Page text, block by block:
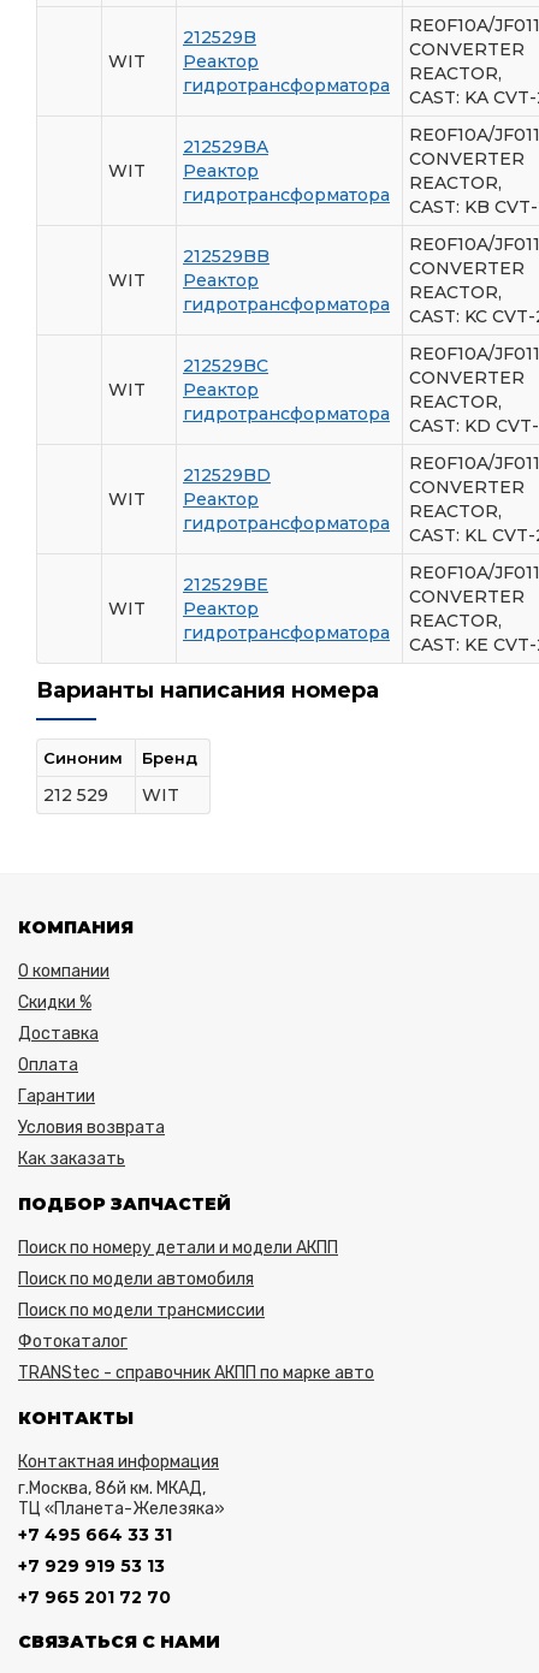
WIT
212529B
Реактор
гидротрансформатора
RE0F10A/
CONVERTER
REACTOR,
CAST: KA
WIT
212529BA
Реактор
гидротрансформатора
RE0F10A/
CONVERTER
REACTOR,
CAST: KB
WIT
212529BB
Реактор
гидротрансформатора
RE0F10A/
CONVERTER
REACTOR,
CAST: KC
WIT
212529BC
Реактор
гидротрансформатора
RE0F10A/
CONVERTER
REACTOR,
CAST: KD
WIT
212529BD
Реактор
гидротрансформатора
RE0F10A/
CONVERTER
REACTOR,
CAST: KL
WIT
212529BE
Реактор
гидротрансформатора
RE0F10A/
CONVERTER
REACTOR,
CAST: KE
Варианты написания номера
Синоним Бренд
212 529 WIT
КОМПАНИЯ
О компании
Скидки %
Доставка
Оплата
Гарантии
Условия возврата
Как заказать
ПОДБОР ЗАПЧАСТЕЙ
Поиск по номеру детали и модели АКПП
Поиск по модели автомобиля
Поиск по модели трансмиссии
Фотокаталог
TRANStec - справочник АКПП по марке авто
КОНТАКТЫ
Контактная информация
г.Москва, 86й км. МКАД,
ТЦ «Планета-Железяка»
+7 495 664 33 31
+7 929 919 53 13
+7 965 201 72 70
СВЯЗАТЬСЯ С НАМИ